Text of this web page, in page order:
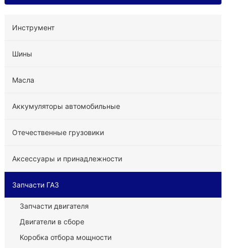
Инструмент
Шины
Масла
Аккумуляторы автомобильные
Отечественные грузовики
Аксессуары и принадлежности
Запчасти ГАЗ
Запчасти двигателя
Двигатели в сборе
Коробка отбора мощности